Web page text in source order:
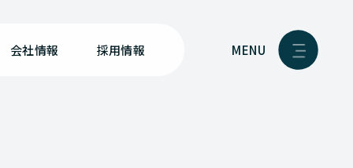
会社情報 採用情報 MENU